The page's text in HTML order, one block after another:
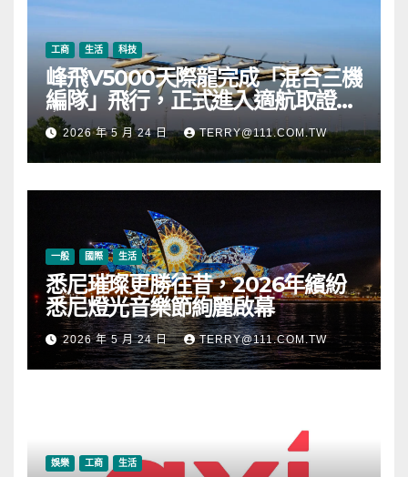
工商 生活 科技
峰飛V5000天際龍完成「混合三機
編隊」飛行，正式進入適航取證階
段2026 年 5 月 24 日 TERRY@111.COM.TW
一般 國際 生活
悉尼璀璨更勝往昔，2026年繽紛
悉尼燈光音樂節絢麗啟幕
2026 年 5 月 24 日 TERRY@111.COM.TW
娛樂 工商 生活